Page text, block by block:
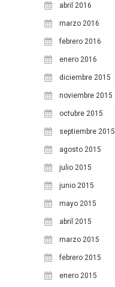
abril 2016
marzo 2016
febrero 2016
enero 2016
diciembre 2015
noviembre 2015
octubre 2015
septiembre 2015
agosto 2015
julio 2015
junio 2015
mayo 2015
abril 2015
marzo 2015
febrero 2015
enero 2015